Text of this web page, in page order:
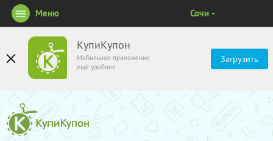
КупиКупон
Мобильное приложение
ещё удобнее
Загрузить
Меню Сочи